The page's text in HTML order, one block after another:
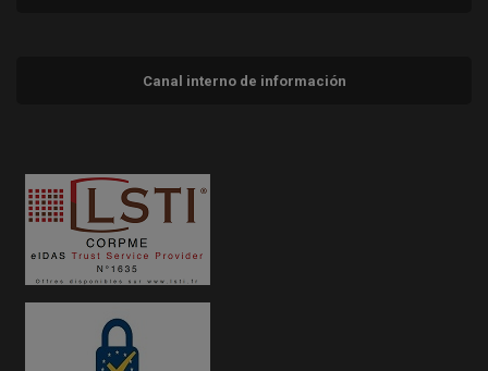
Canal interno de información